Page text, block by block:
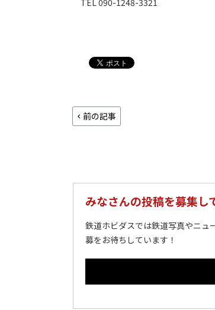
TEL 090-1248-3321
前の記事
みなさんの投稿を募集し
鉄道ホビダスでは鉄道写真やニュ
募をお待ちしています！